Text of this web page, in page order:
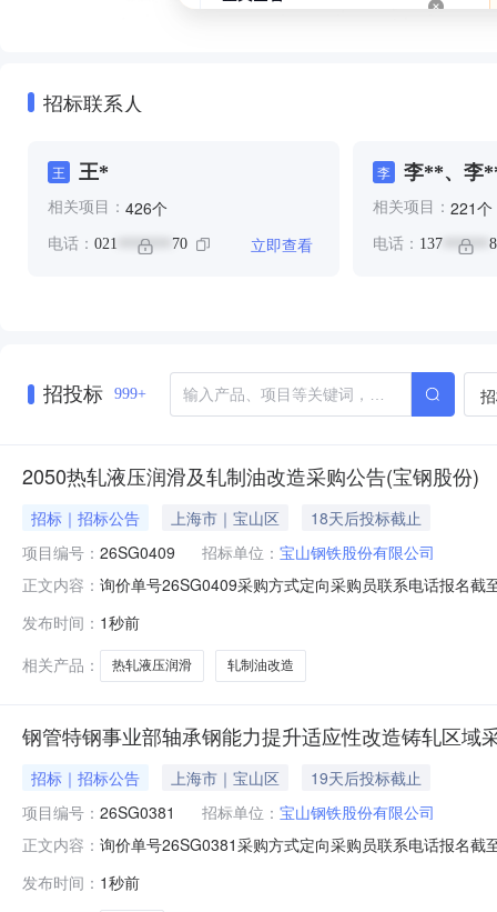
招标联系人
王 王*
相关项目： 426个
电话： 021 ******* 70 立即查看
李 李**、李
相关项目： 221个
电话： 137 ******
招投标 999+
2050热轧液压润滑及轧制油改造采购公告(宝钢股份)
招标｜招标公告 上海市｜宝山区
18天后投标截止
项目编号： 26SG0409 招标单位： 宝山钢铁股份有限公司
正文内容： 询价单号26SG0409采购方式定向采购员联系电话报名
支撑辊平衡液压阀台；改造2#和3#卷取机共6套助卷辊
发布时间： 1秒前
相关产品：
热轧液压润滑 轧制油改造
钢管特钢事业部轴承钢能力提升适应性改造铸轧区域
招标｜招标公告 上海市｜宝山区
19天后投标截止
项目编号： 26SG0381 招标单位： 宝山钢铁股份有限公司
正文内容： 询价单号26SG0381采购方式定向采购员联系电话报名
款：钢管特钢事业部轴承钢能力提升适应性改造项目铸
发布时间： 1秒前